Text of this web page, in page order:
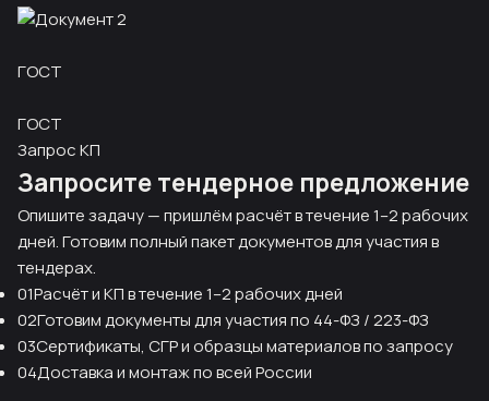
ГОСТ
ГОСТ
Запрос КП
Запросите тендерное предложение
Опишите задачу — пришлём расчёт в течение 1–2 рабочих
дней. Готовим полный пакет документов для участия в
тендерах.
01Расчёт и КП в течение 1–2 рабочих дней
02Готовим документы для участия по 44-ФЗ / 223-ФЗ
03Сертификаты, СГР и образцы материалов по запросу
04Доставка и монтаж по всей России